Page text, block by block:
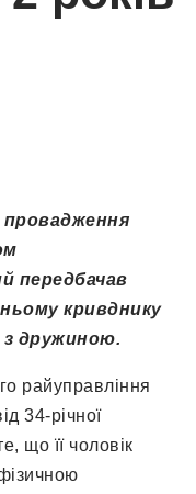
провадження
передбачав
кривднику
з дружиною.
райуправління
34-річної
що її чоловік